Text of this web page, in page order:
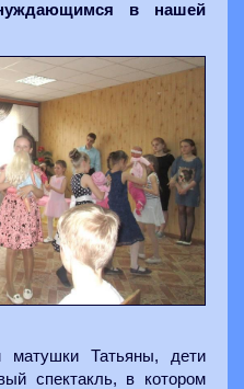
в нашей
матушки Татьяны, дети
спектакль, в котором